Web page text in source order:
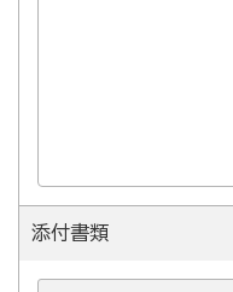
添付書類